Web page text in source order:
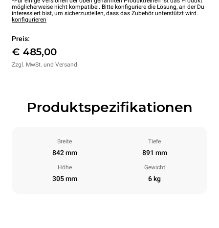
möglicherweise nicht kompatibel. Bitte konfiguriere die Lösung, an der Du
interessiert bist, um sicherzustellen, dass das Zubehör unterstützt wird.
konfigurieren
Preis:
€ 485,00
Zzgl. MwSt. und Versand
Produktspezifikationen
Breite
842 mm
Tiefe
891 mm
Höhe
305 mm
Gewicht
6 kg